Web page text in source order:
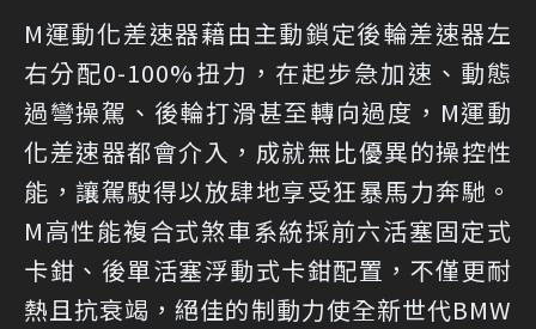
M運動化差速器藉由主動鎖定後輪差速器左
右分配0-100%扭力，在起步急加速、動態
過彎操駕、後輪打滑甚至轉向過度，M運動
化差速器都會介入，成就無比優異的操控性
能，讓駕駛得以放肆地享受狂暴馬力奔馳。
M高性能複合式煞車系統採前六活塞固定式
卡鉗、後單活塞浮動式卡鉗配置，不僅更耐
熱且抗衰竭，絕佳的制動力使全新世代BMW